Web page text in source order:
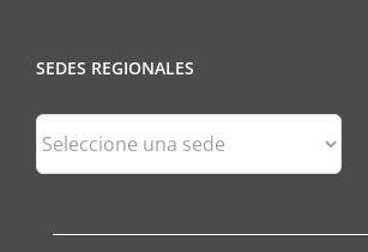
SEDES REGIONALES
Sedes
Regionales